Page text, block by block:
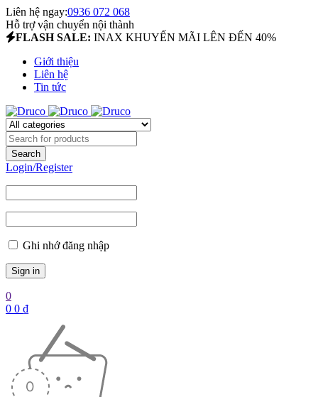
Liên hệ ngay:0936 072 068
Hỗ trợ vận chuyển nội thành
FLASH SALE: INAX KHUYẾN MÃI LÊN ĐẾN 40%
Giới thiệu
Liên hệ
Tin tức
Login/Register
Ghi nhớ đăng nhập
0
0 0 ₫